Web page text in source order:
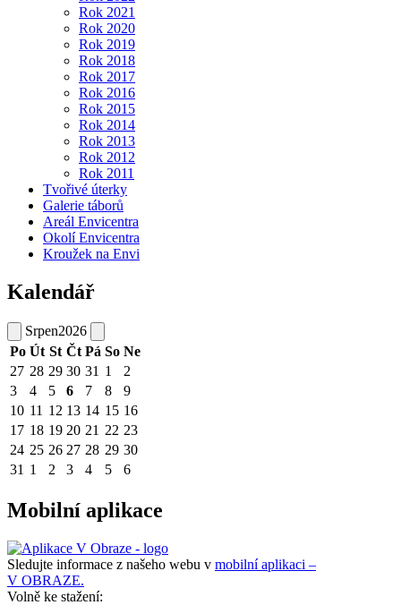
Rok 2021
Rok 2020
Rok 2019
Rok 2018
Rok 2017
Rok 2016
Rok 2015
Rok 2014
Rok 2013
Rok 2012
Rok 2011
Tvořivé úterky
Galerie táborů
Areál Envicentra
Okolí Envicentra
Kroužek na Envi
Kalendář
Srpen2026
Po Út St Čt Pá So Ne
27 28 29 30 31 1
2
3
4 5 6 7 8
9
10 11 12 13 14 15 16
17 18 19 20 21 22 23
24 25 26 27 28 29 30
31 1 2 3 4 5 6
Mobilní aplikace
Sledujte informace z našeho webu v mobilní aplikaci –
V OBRAZE.
Volně ke stažení: